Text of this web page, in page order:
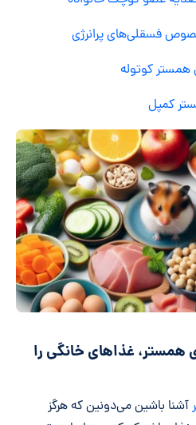
فسقلی‌های پرانرژی
کمپل
همستر، غذاهای خانگی را
آشنا باشین می‌دونین که هرگز